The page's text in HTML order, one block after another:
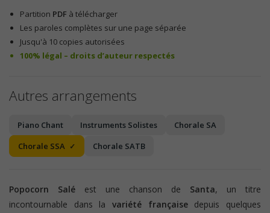
Partition PDF à télécharger
Les paroles complètes sur une page séparée
Jusqu'à 10 copies autorisées
100% légal – droits d’auteur respectés
Autres arrangements
Piano Chant Instruments Solistes
Chorale SA
Chorale SSA
Chorale SATB
Popocorn Salé est une chanson de Santa, un titre
incontournable dans la variété françaisedepuis quelques